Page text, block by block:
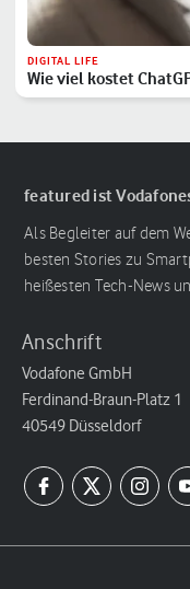
DIGITAL LIFE
Wie viel kostet
featured ist
Als Begleiter auf dem
besten Stories zu
heißesten Tech-News
Anschrift
Vodafone GmbH
Ferdinand-Braun-Platz 1
40549 Düsseldorf